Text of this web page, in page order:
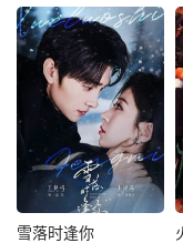
雪落时逢你